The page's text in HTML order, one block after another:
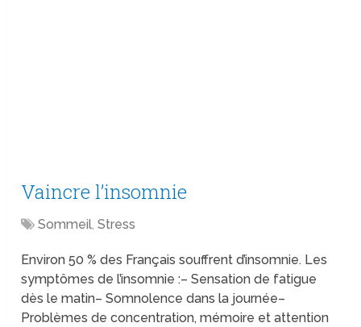
Vaincre l’insomnie
Sommeil,Stress
Environ 50 % des Français souffrent d’insomnie. Les
symptômes de l’insomnie :– Sensation de fatigue
dès le matin– Somnolence dans la journée–
Problèmes de concentration, mémoire et attention